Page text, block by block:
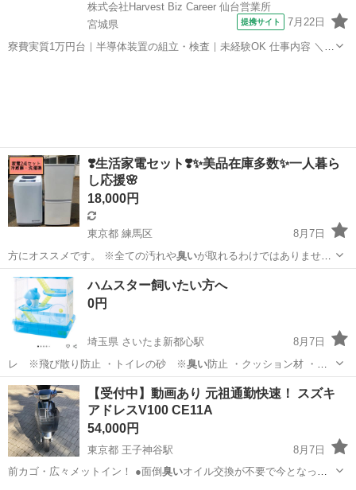
株式会社Harvest Biz Career 仙台営業所
宮城県
提携サイト 7月22日
寮費実質1万円台｜半導体装置の組立・検査｜未経験OK 仕事内容 ＼半
❣️生活家電セット❣️✨美品在庫多数✨一人暮ら
し応援🌸
18,000円
東京都 練馬区
8月7日
方にオススメです。 ※全ての汚れや臭いが取れるわけではありませ
ん。 …
東京 練馬区 生活家電 商品
ハムスター飼いたい方へ
0円
埼玉県 さいたま新都心駅
8月7日
レ ※飛び散り防止 ・トイレの砂 ※臭い防止 ・クッション材 ・巣
箱（プラ…
埼玉 さいたま市 さいたま新都心駅 その他
【受付中】動画あり 元祖通勤快速！ スズキ
アドレスV100 CE11A
54,000円
東京都 王子神谷駅
8月7日
前カゴ・広々メットイン！ ●面倒 臭いオイル交換が不要で今となって